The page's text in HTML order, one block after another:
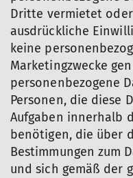
Dritte vermietet
ausdrückliche
keine
Marketingzwecke
personenbezogene
Personen, die diese
Aufgaben innerhalb
benötigen, die über
Bestimmungen zum
und sich gemäß der